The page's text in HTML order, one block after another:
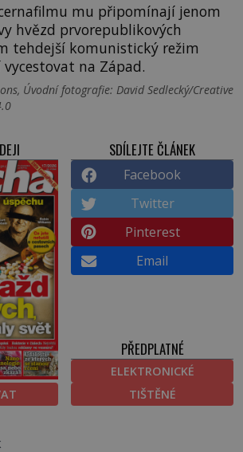
mu připomínají jenom
hvězd prvorepublikových
tehdejší komunistický režim
na Západ.
Úvodní fotografie: David Sedlecký/Creative
SDÍLEJTE ČLÁNEK
Facebook
Twitter
Pinterest
Email
PŘEDPLATNÉ
ELEKTRONICKÉ
TIŠTĚNÉ